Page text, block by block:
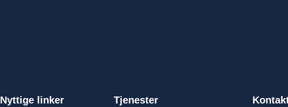
Nyttige linker Tjenester